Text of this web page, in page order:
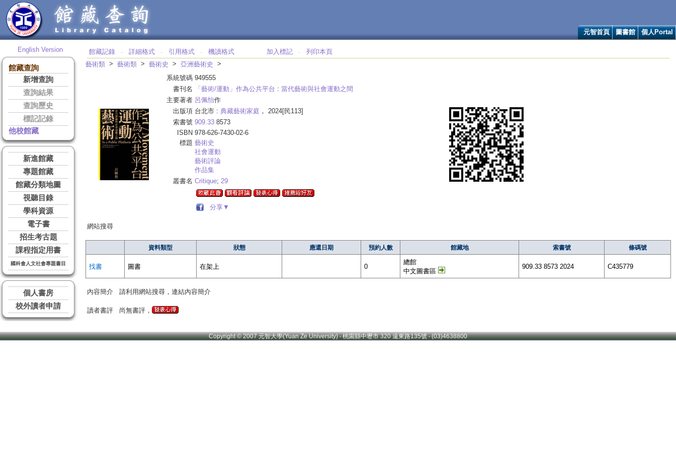
元智首頁 圖書館 個人Portal
English Version
館藏查詢
新增查詢
查詢結果
查詢歷史
標記記錄
他校館藏
新進館藏
專題館藏
館藏分類地圖
視聽目錄
學科資源
電子書
招生考古題
課程指定用書
國科會人文社會專題書目
個人書房
校外讀者申請
館藏記錄 ‧ 詳細格式 ‧ 引用格式 ‧ 機讀格式 加入標記 ‧
列印本頁
藝術類 > 藝術類 > 藝術史 > 亞洲藝術史
>
系統號碼 949555
書刊名
「藝術/運動」作為公共平台 : 當代藝術與社會運動之間
主要著者 呂佩怡作
出版項 台北市 : 典藏藝術家庭 ， 2024[民113]
索書號 909.33 8573
ISBN 978-626-7430-02-6
標題 藝術史
社會運動
藝術評論
作品集
叢書名 Critique; 29
分享▼
網站搜尋
資料類型 狀態 應還日期 預約人數 館藏地 索書號 條碼號
找書 圖書 在架上 0
總館
中文圖書區
909.33 8573 2024 C435779
內容簡介 請利用網站搜尋，連結內容簡介
讀者書評 尚無書評，
Copyright © 2007 元智大學(Yuan Ze University) ‧ 桃園縣中壢市 320 遠東路135號 ‧ (03)4638800